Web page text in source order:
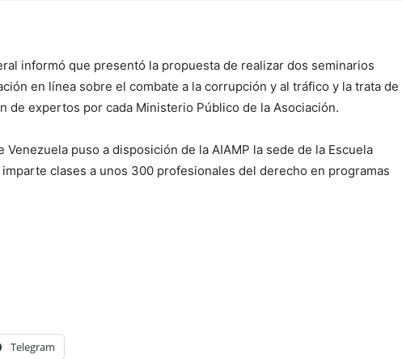
informó que presentó la propuesta de realizar dos seminarios
en línea sobre el combate a la corrupción y al tráfico y la trata de
de expertos por cada Ministerio Público de la Asociación.
Venezuela puso a disposición de la AIAMP la sede de la Escuela
clases a unos 300 profesionales del derecho en programas
Telegram